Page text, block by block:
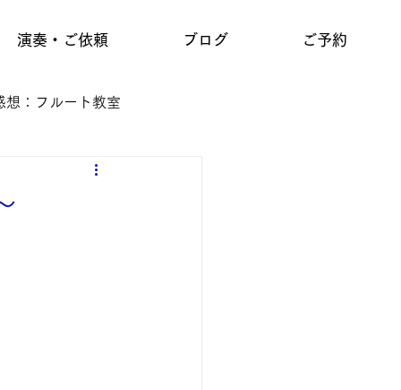
演奏・ご依頼 ブログ ご予約
想：フルート教室